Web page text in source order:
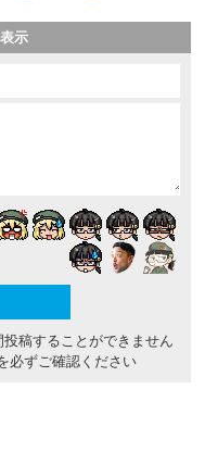
示
稿することができません
必ずご確認ください